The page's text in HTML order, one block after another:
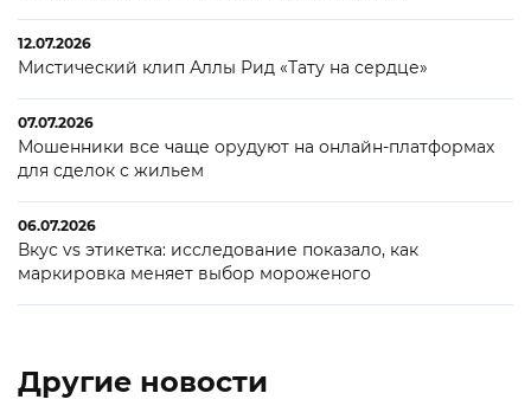
12.07.2026
Мистический клип Аллы Рид «Тату на сердце»
07.07.2026
Мошенники все чаще орудуют на онлайн-платформах
для сделок с жильем
06.07.2026
Вкус vs этикетка: исследование показало, как
маркировка меняет выбор мороженого
Другие новости